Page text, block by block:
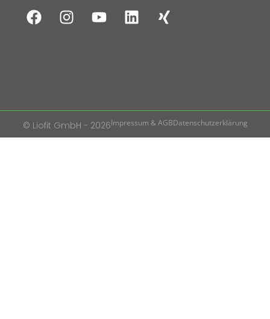
© Liofit GmbH - 2026Impressum & AGBDatenschutzerklärung